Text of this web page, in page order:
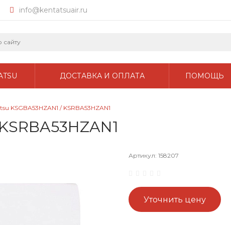
info@kentatsuair.ru
ДОСТАВКА И ОПЛАТА ПОМОЩЬ
KSGBA53HZAN1 / KSRBA53HZAN1
Артикул: 158207
Уточнить цену